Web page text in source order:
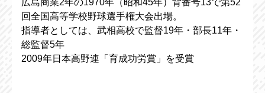
回全国高等学校野球選手権大会出場。
指導者としては、武相高校で監督19年・部長11年・
総監督5年
2009年日本高野連「育成功労賞」を受賞